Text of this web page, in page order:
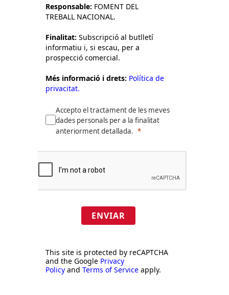
Responsable: FOMENT DEL
TREBALL NACIONAL.
Finalitat: Subscripció al butlletí
informatiu i, si escau, per a
prospecció comercial.
Més informació i drets: Política de
privacitat.
Accepto el tractament de les meves
dades personals per a la finalitat
anteriorment detallada.
ENVIAR
This site is protected by reCAPTCHA
and the Google Privacy
Policy and Terms of Service apply.